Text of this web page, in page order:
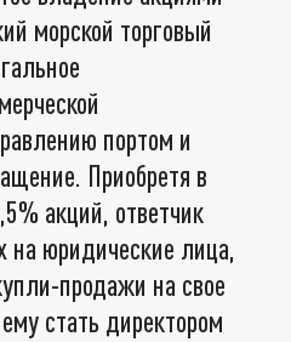
морской торговый
портом и
Приобретя в
акций, ответчик
на юридические лица,
продажи на свое
стать директором